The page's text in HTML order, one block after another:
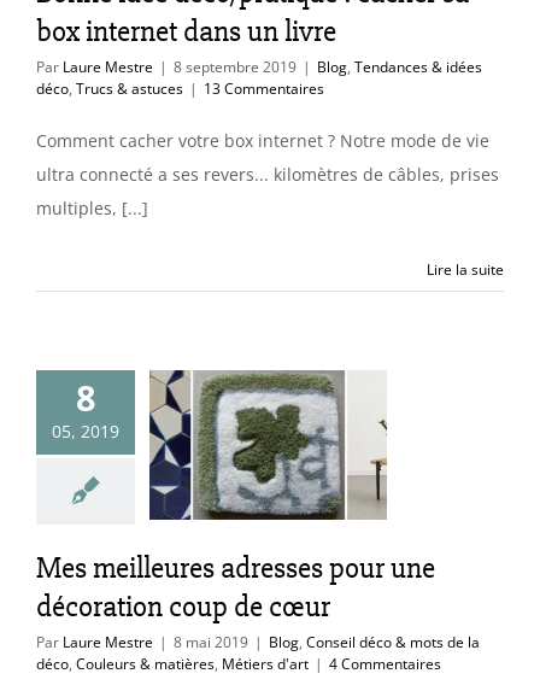
box internet dans un livre
Par Laure Mestre | 8 septembre 2019 | Blog, Tendances & idées
déco, Trucs & astuces | 13 Commentaires
Comment cacher votre box internet ? Notre mode de vie
ultra connecté a ses revers... kilomètres de câbles, prises
multiples, [...]
Lire la suite
8
05, 2019
pour une
coup de
Métiers d'art
Mes meilleures adresses pour une
décoration coup de cœur
Par Laure Mestre | 8 mai 2019 | Blog, Conseil déco & mots de la
déco, Couleurs & matières, Métiers d'art | 4 Commentaires